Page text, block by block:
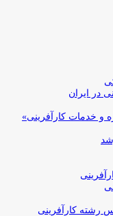
در ایران
و خدمات کارآفرینی»
رشته کارآفرینی